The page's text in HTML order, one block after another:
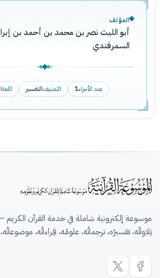
المؤلف
أبو الليث نصر بن محمد بن أحمد بن
السمرقندي
عدد الأجزاء1 التصنيفالتفسير اللغة
موسوعة إلكترونية شاملة في خدمة القرآن
تِلاواتُه، تفسيرُه، ترجماتُه، علومُه، قِراءاتُه،